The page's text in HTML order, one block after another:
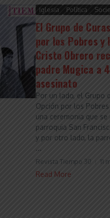
Iglesia Política
El Grupo de
por los Pobres y
Cristo Obrero
padre Mugica a
asesinato
Por un lado, el Grupo
Opción por los
una ceremonia que
parroquia San
y por otro lado, la
...
Revista Tiempo 30 11
Read More